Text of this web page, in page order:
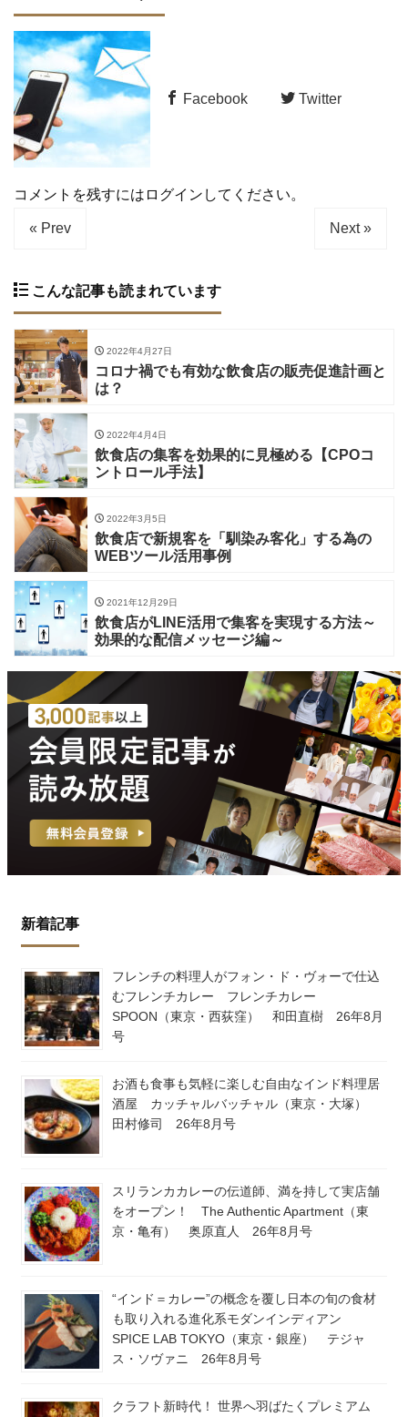
Facebook Twitter
コメントを残すにはログインしてください。
« Prev Next »
こんな記事も読まれています
2022年4月27日
コロナ禍でも有効な飲食店の販売促進計画と
は？
2022年4月4日
飲食店の集客を効果的に見極める【CPOコ
ントロール手法】
2022年3月5日
飲食店で新規客を「馴染み客化」する為の
WEBツール活用事例
2021年12月29日
飲食店がLINE活用で集客を実現する方法～
効果的な配信メッセージ編～
新着記事
フレンチの料理人がフォン・ド・ヴォーで仕込
むフレンチカレー フレンチカレー
SPOON（東京・西荻窪） 和田直樹 26年8月
号
お酒も食事も気軽に楽しむ自由なインド料理居
酒屋 カッチャルバッチャル（東京・大塚）
田村修司 26年8月号
スリランカカレーの伝道師、満を持して実店舗
をオープン！ The Authentic Apartment（東
京・亀有） 奥原直人 26年8月号
“インド＝カレー”の概念を覆し日本の旬の食材
も取り入れる進化系モダンインディアン
SPICE LAB TOKYO（東京・銀座） テジャ
ス・ソヴァニ 26年8月号
クラフト新時代！ 世界へ羽ばたくプレミアム